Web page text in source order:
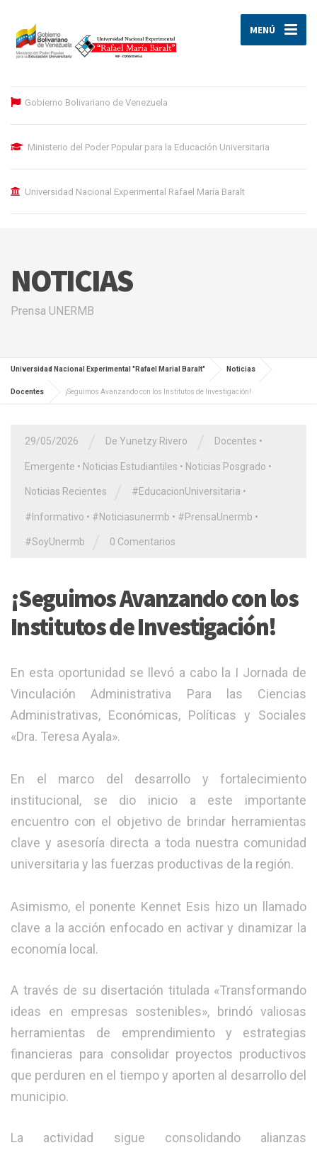
MENÚ
Gobierno Bolivariano de Venezuela
Ministerio del Poder Popular para la Educación Universitaria
Universidad Nacional Experimental Rafael María Baralt
NOTICIAS
Prensa UNERMB
Universidad Nacional Experimental "Rafael Marial Baralt" Noticias
Docentes ¡Seguimos Avanzando con los Institutos de Investigación!
29/05/2026 De Yunetzy Rivero Docentes •
Emergente • Noticias Estudiantiles • Noticias Posgrado •
Noticias Recientes #EducacionUniversitaria •
#Informativo • #Noticiasunermb • #PrensaUnermb •
#SoyUnermb 0 Comentarios
¡Seguimos Avanzando con los
Institutos de Investigación!
En esta oportunidad se llevó a cabo la I Jornada de
Vinculación Administrativa Para las Ciencias
Administrativas, Económicas, Políticas y Sociales
«Dra. Teresa Ayala».
En el marco del desarrollo y fortalecimiento
institucional, se dio inicio a este importante
encuentro con el objetivo de brindar herramientas
clave y asesoría directa a toda nuestra comunidad
universitaria y las fuerzas productivas de la región.
Asimismo, el ponente Kennet Esis hizo un llamado
clave a la acción enfocado en activar y dinamizar la
economía local.
A través de su disertación titulada «Transformando
ideas en empresas sostenibles», brindó valiosas
herramientas de emprendimiento y estrategias
financieras para consolidar proyectos productivos
que perduren en el tiempo y aporten al desarrollo del
municipio.
​La actividad sigue consolidando alianzas